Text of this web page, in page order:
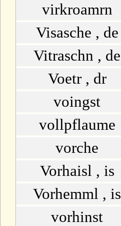
virkroamrn
Visasche , de
Vitraschn , de
Voetr , dr
voingst
vollpflaume
vorche
Vorhaisl , is
Vorhemml , is
vorhinst